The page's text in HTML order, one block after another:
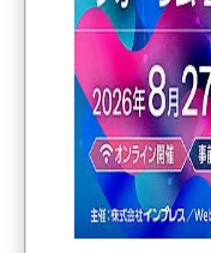
note (2323)
セミナー
z世代 (1632)
meo (1282)
llmo (1171)
【3秒クイズ】
に「ひと目」で見
四則演算の順番
を解説
「47.183」を小数
位で切り捨てる